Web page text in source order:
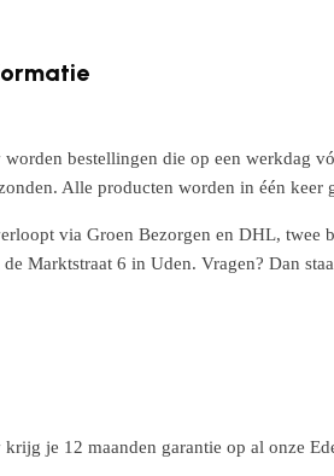
bestellingen die op een werkdag
Alle producten worden in één
via Groen Bezorgen en DHL, twee
Marktstraat 6 in Uden. Vragen? Dan
je 12 maanden garantie op al onze